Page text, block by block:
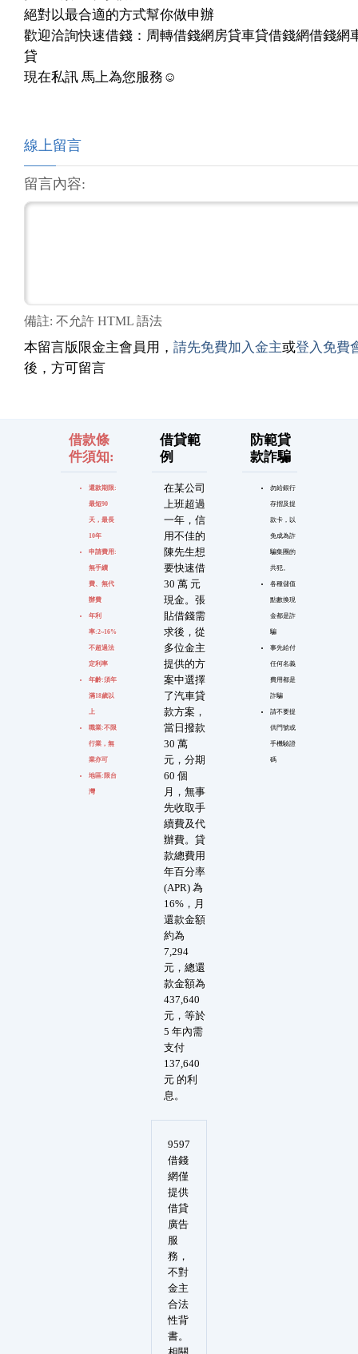
絕對以最合適的方式幫你做申辦
歡迎洽詢快速借錢：周轉借錢網房貸車貸借錢網借錢網
貸
現在私訊 馬上為您服務☺️
線上留言
留言內容:
備註: 不允許 HTML 語法
本留言版限金主會員用， 請先免費加入金主或登入免費
後，方可留言
借款條
件須知:
還款期限:
最短90
天，最長
10年
申請費用:
無手續
費、無代
辦費
年利
率:2~16%
不超過法
定利率
年齡:須年
滿18歲以
上
職業:不限
行業，無
業亦可
地區:限台
灣
借貸範
例
在某公司
上班超過
一年，信
用不佳的
陳先生想
要快速借
30 萬 元
現金。張
貼借錢需
求後，從
多位金主
提供的方
案中選擇
了汽車貸
款方案，
當日撥款
30 萬
元，分期
60 個
月，無事
先收取手
續費及代
辦費。貸
款總費用
年百分率
(APR) 為
16%，月
還款金額
約為
7,294
元，總還
款金額為
437,640
元，等於
5 年內需
支付
137,640
元 的利
息。
防範貸
款詐騙
勿給銀行
存摺及提
款卡，以
免成為詐
騙集團的
共犯。
各種儲值
點數換現
金都是詐
騙
事先給付
任何名義
費用都是
詐騙
請不要提
供門號或
手機驗證
碼
9597
借錢
網僅
提供
借貸
廣告
服
務，
不對
金主
合法
性背
書。